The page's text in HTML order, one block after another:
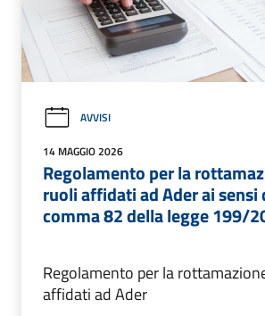
AVVISI
14 MAGGIO 2026
Regolamento per la
ruoli affidati ad Ader ai
comma 82 della legge 199/
Regolamento per la
affidati ad Ader